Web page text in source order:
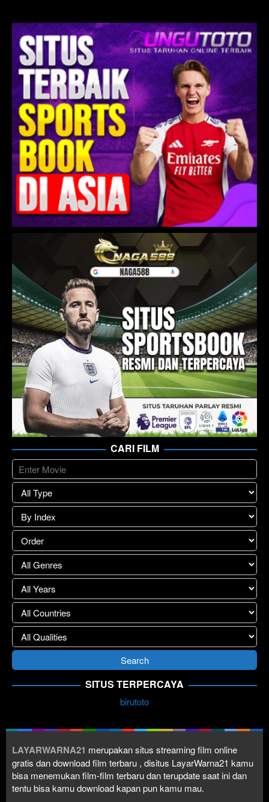
CARI FILM
SITUS TERPERCAYA
birutoto
LAYARWARNA21 merupakan situs streaming film online
gratis dan download film terbaru , disitus LayarWarna21 kamu
bisa menemukan film-film terbaru dan terupdate saat ini dan
tentu bisa kamu download kapan pun kamu mau.